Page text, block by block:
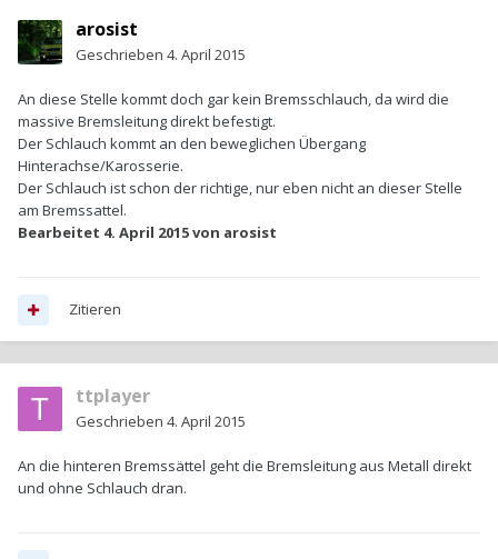
arosist
Geschrieben 4. April 2015
An diese Stelle kommt doch gar kein Bremsschlauch, da wird die
massive Bremsleitung direkt befestigt.
Der Schlauch kommt an den beweglichen Übergang
Hinterachse/Karosserie.
Der Schlauch ist schon der richtige, nur eben nicht an dieser Stelle
am Bremssattel.
Bearbeitet 4. April 2015von arosist
Zitieren
ttplayer
Geschrieben 4. April 2015
An die hinteren Bremssättel geht die Bremsleitung aus Metall direkt
und ohne Schlauch dran.